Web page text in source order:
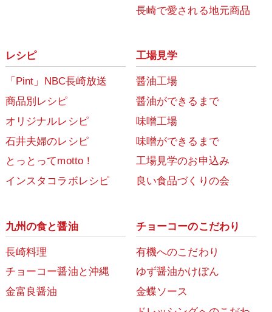
長崎で愛される地元商品
レシピ
「Pint」NBC長崎放送
商品別レシピ
オリジナルレシピ
石井夫婦のレシピ
とっとってmotto！
インスタコラボレシピ
工場見学
醤油工場
醤油ができるまで
味噌工場
味噌ができるまで
工場見学のお申込み
良い食品づくりの会
九州の食と醤油
長崎料理
チョーコー醤油と沖縄
金富良醤油
チョーコーのこだわり
有機へのこだわり
ゆず醤油かけぽん
金蝶ソース